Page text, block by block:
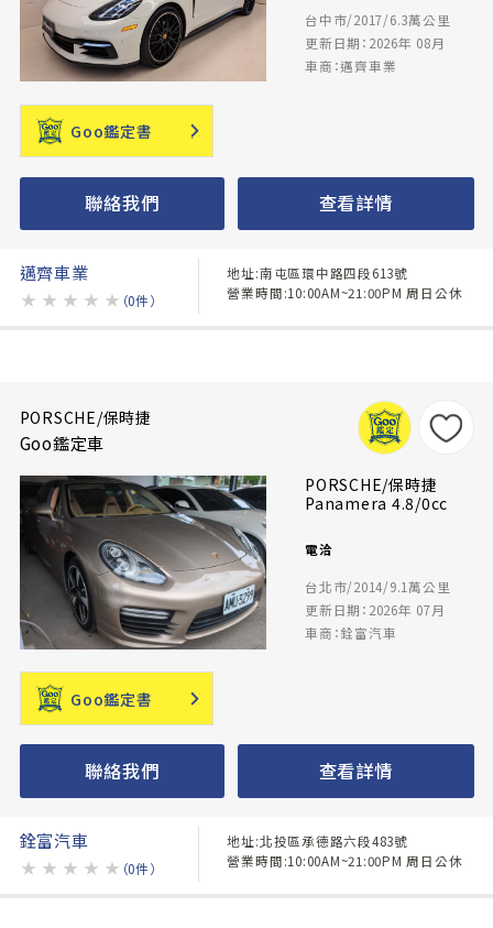
台中市/2017/6.3萬公里
更新日期：2026年 08月
車商：邁齊車業
Goo鑑定書
聯絡我們 查看詳情
邁齊車業
★ ★ ★ ★ ★ （0件）
地址:南屯區環中路四段613號
營業時間:10:00AM~21:00PM 周日公休
PORSCHE/保時捷
Goo鑑定車
PORSCHE/保時捷
Panamera 4.8/0cc
電洽
台北市/2014/9.1萬公里
更新日期：2026年 07月
車商：銓富汽車
Goo鑑定書
聯絡我們 查看詳情
銓富汽車
★ ★ ★ ★ ★ （0件）
地址:北投區承德路六段483號
營業時間:10:00AM~21:00PM 周日公休